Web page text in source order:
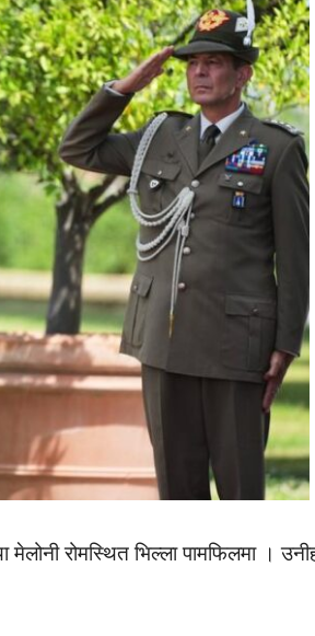
मेलोनी रोमस्थित भिल्ला पामफिलमा ।